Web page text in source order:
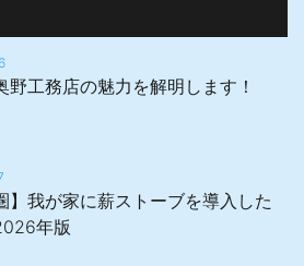
野工務店の魅力を解明します！
】我が家に薪ストーブを導入した
年版